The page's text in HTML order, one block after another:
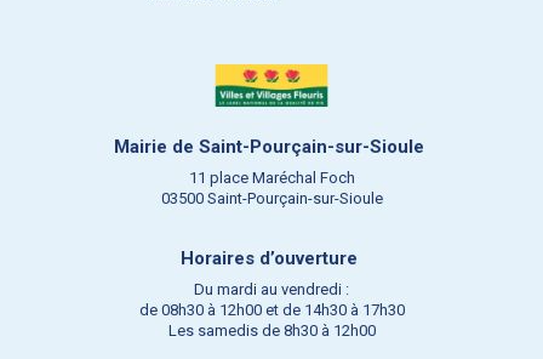
Mairie de Saint-Pourçain-sur-Sioule
11 place Maréchal Foch
03500 Saint-Pourçain-sur-Sioule
Horaires d’ouverture
Du mardi au vendredi :
de 08h30 à 12h00 et de 14h30 à 17h30
Les samedis de 8h30 à 12h00